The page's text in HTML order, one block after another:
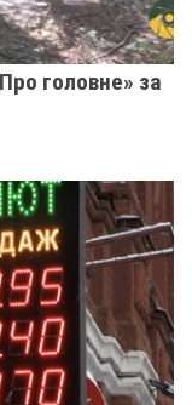
головне» за